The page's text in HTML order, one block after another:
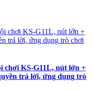
chơi KS-G11L, nút lớn +
trả lời, ứng dụng trò